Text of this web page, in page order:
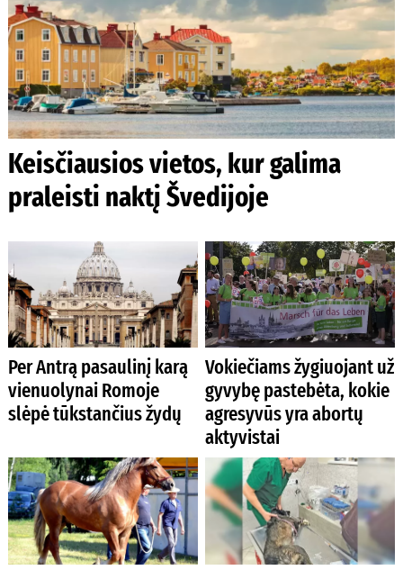
Keisčiausios vietos, kur galima
praleisti naktį Švedijoje
Per Antrą pasaulinį karą
vienuolynai Romoje
slėpė tūkstančius žydų
Vokiečiams žygiuojant už
gyvybę pastebėta, kokie
agresyvūs yra abortų
aktyvistai